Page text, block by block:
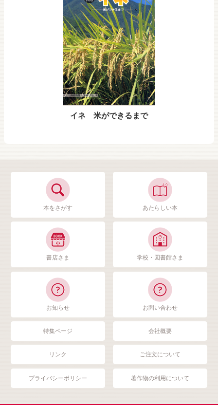
イネ 米ができるまで
本をさがす あたらしい本
書店さま 学校・図書館さま
お知らせ お問い合わせ
特集ページ 会社概要
リンク ご注文について
プライバシーポリシー 著作物の利用について